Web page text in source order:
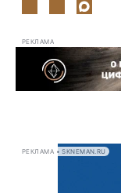
РЕКЛАМА
РЕКЛАМА • SKNEMAN.RU